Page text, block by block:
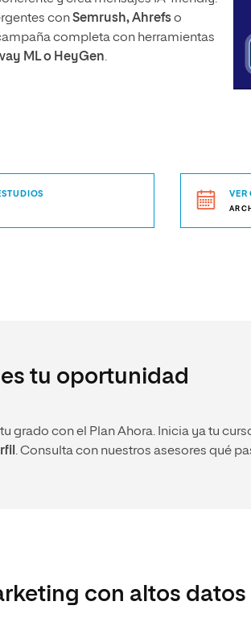
conSemrush, Ahrefso
completa con herramientas
ML o HeyGen.
VER
es tu oportunidad
grado con el Plan Ahora. Inicia ya tu
. Consulta con nuestros asesores qué
con altos